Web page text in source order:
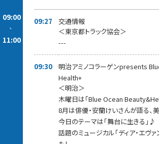
09:00
-
11:00
09:27
交通情報
＜東京都トラック協会＞
---
09:30
明治アミノコラーゲンpresents
Health+
＜明治＞
木曜日は「Blue Ocean
8月は俳優・安蘭けいさんが語る、
今日のテーマは「舞台に生きる」♪
話題のミュージカル「ディア・エヴァ